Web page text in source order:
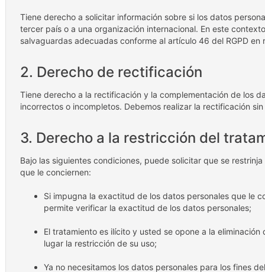
Tiene derecho a solicitar información sobre si los datos
tercer país o a una organización internacional. En este
salvaguardas adecuadas conforme al artículo 46 del RGPD en
2. Derecho de rectificación
Tiene derecho a la rectificación y la complementación de los
incorrectos o incompletos. Debemos realizar la rectificación
3. Derecho a la restricción del
Bajo las siguientes condiciones, puede solicitar que se
que le conciernen:
Si impugna la exactitud de los datos personales que le
permite verificar la exactitud de los datos personales;
El tratamiento es ilícito y usted se opone a la
lugar la restricción de su uso;
Ya no necesitamos los datos personales para los fines